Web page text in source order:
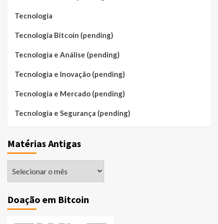
Tecnologia
Tecnologia Bitcoin (pending)
Tecnologia e Análise (pending)
Tecnologia e Inovação (pending)
Tecnologia e Mercado (pending)
Tecnologia e Segurança (pending)
Matérias Antigas
Doação em Bitcoin